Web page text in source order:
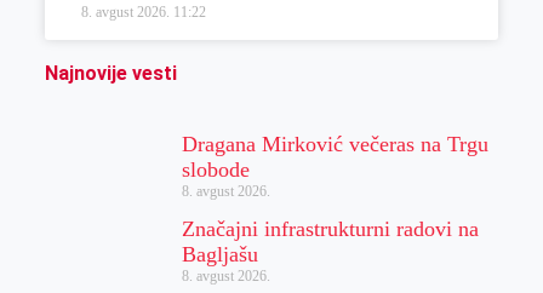
8. avgust 2026. 11:22
Najnovije vesti
Dragana Mirković večeras na Trgu
slobode
8. avgust 2026.
Značajni infrastrukturni radovi na
Bagljašu
8. avgust 2026.